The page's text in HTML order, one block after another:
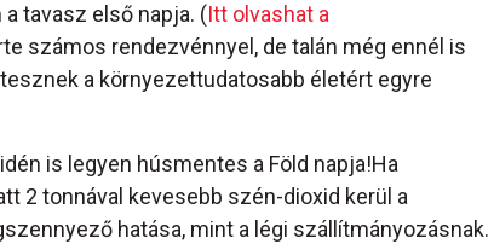
tavasz első napja. (Itt olvashat a
számos rendezvénnyel, de talán még ennél is
a környezettudatosabb életért egyre
is legyen húsmentes a Föld napja!Ha
2 tonnával kevesebb szén-dioxid kerül a
hatása, mint a légi szállítmányozásnak.